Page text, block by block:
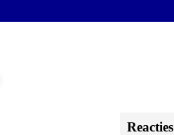
Reacties